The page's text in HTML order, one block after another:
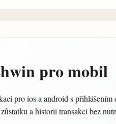
pro mobil
pro ios a android s
a historii transakcí bez